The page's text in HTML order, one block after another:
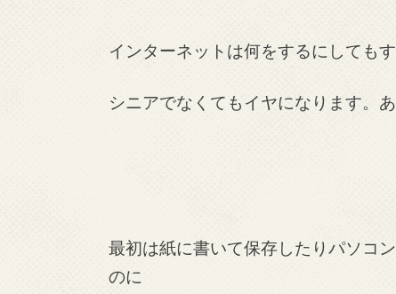
インターネットは何をするにしても
シニアでなくてもイヤになります。
最初は紙に書いて保存したりパソコ
のに